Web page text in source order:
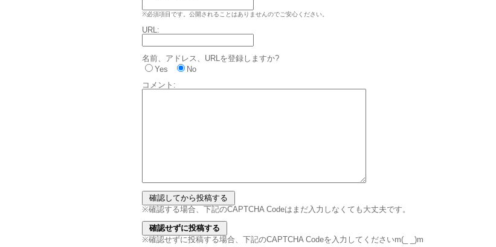
※必須項目です。公開されることはありませんのでご安心ください。
URL:
名前、アドレス、URLを登録しますか?
Yes
No
コメント:
※確認する場合、下記のCAPTCHA Codeはまだ入力しなくても大丈夫です。
※確認せずに投稿する場合、下記のCAPTCHA Codeを入力してくださいm(_ _)m